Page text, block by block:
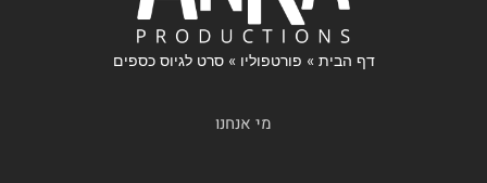
דף הבית » פורטפוליו »סרט לגיוס כספים
מי אנחנו